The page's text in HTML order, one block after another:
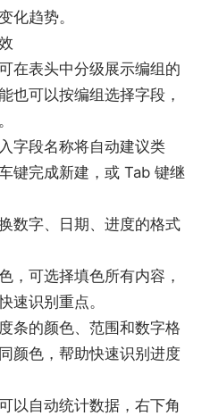
化趋势。
表头中分级展示编组的
也可以按编组选择字段，
段名称将自动建议类
键完成新建，或 Tab 键继
字、日期、进度的格式
可选择填色所有内容，
速识别重点。
的颜色、范围和数字格
颜色，帮助快速识别进度
自动统计数据，右下角